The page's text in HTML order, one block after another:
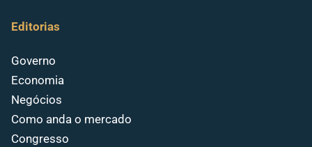
Editorias
Governo
Economia
Negócios
Como anda o mercado
Congresso